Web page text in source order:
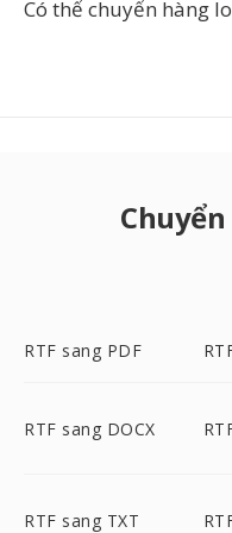
Có thể chuyển hàng
RTF sang PDF
RTF sang DOCX
RTF sang TXT